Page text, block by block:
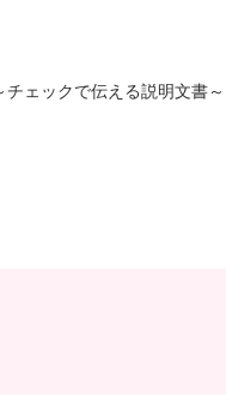
ェックで伝える説明文書